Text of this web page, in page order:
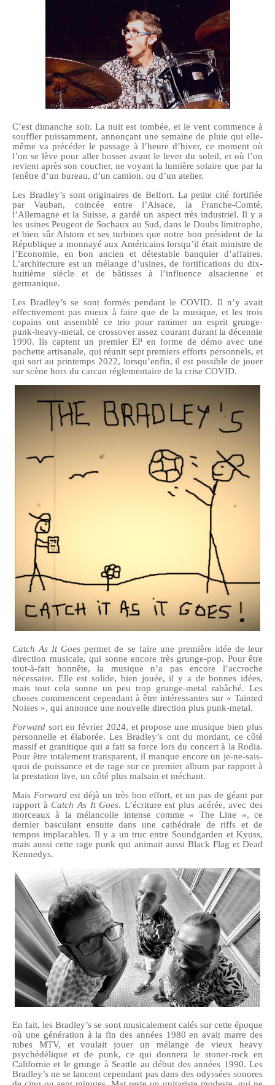
C’est dimanche soir. La nuit est tombée, et le vent commence à
souffler puissamment, annonçant une semaine de pluie qui elle-
même va précéder le passage à l’heure d’hiver, ce moment où
l’on se lève pour aller bosser avant le lever du soleil, et où l’on
revient après son coucher, ne voyant la lumière solaire que par la
fenêtre d’un bureau, d’un camion, ou d’un atelier.
Les Bradley’s sont originaires de Belfort. La petite cité fortifiée
par Vauban, coincée entre l’Alsace, la Franche-Comté,
l’Allemagne et la Suisse, a gardé un aspect très industriel. Il y a
les usines Peugeot de Sochaux au Sud, dans le Doubs limitrophe,
et bien sûr Alstom et ses turbines que notre bon président de la
République a monnayé aux Américains lorsqu’il était ministre de
l’Economie, en bon ancien et détestable banquier d’affaires.
L’architecture est un mélange d’usines, de fortifications du dix-
huitième siècle et de bâtisses à l’influence alsacienne et
germanique.
Les Bradley’s se sont formés pendant le COVID. Il n’y avait
effectivement pas mieux à faire que de la musique, et les trois
copains ont assemblé ce trio pour ranimer un esprit grunge-
punk-heavy-metal, ce crossover assez courant durant la décennie
1990. Ils captent un premier EP en forme de démo avec une
pochette artisanale, qui réunit sept premiers efforts personnels, et
qui sort au printemps 2022, lorsqu’enfin, il est possible de jouer
sur scène hors du carcan réglementaire de la crise COVID.
Catch As It Goes permet de se faire une première idée de leur
direction musicale, qui sonne encore très grunge-pop. Pour être
tout-à-fait honnête, la musique n’a pas encore l’accroche
nécessaire. Elle est solide, bien jouée, il y a de bonnes idées,
mais tout cela sonne un peu trop grunge-metal rabâché. Les
choses commencent cependant à être intéressantes sur « Tainted
Noises », qui annonce une nouvelle direction plus punk-metal.
Forward sort en février 2024, et propose une musique bien plus
personnelle et élaborée. Les Bradley’s ont du mordant, ce côté
massif et granitique qui a fait sa force lors du concert à la Rodia.
Pour être totalement transparent, il manque encore un je-ne-sais-
quoi de puissance et de rage sur ce premier album par rapport à
la prestation live, un côté plus malsain et méchant.
Mais Forwardest déjà un très bon effort, et un pas de géant par
rapport à Catch As It Goes. L’écriture est plus acérée, avec des
morceaux à la mélancolie intense comme « The Line », ce
dernier basculant ensuite dans une cathédrale de riffs et de
tempos implacables. Il y a un truc entre Soundgarden et Kyuss,
mais aussi cette rage punk qui animait aussi Black Flag et Dead
Kennedys.
En fait, les Bradley’s se sont musicalement calés sur cette époque
où une génération à la fin des années 1980 en avait marre des
tubes MTV, et voulait jouer un mélange de vieux heavy
psychédélique et de punk, ce qui donnera le stoner-rock en
Californie et le grunge à Seattle au début des années 1990. Les
Bradley’s ne se lancent cependant pas dans des odyssées sonores